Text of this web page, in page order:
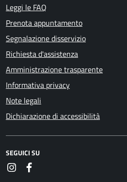
Leggi le FAQ
Prenota appuntamento
Segnalazione disservizio
Richiesta d'assistenza
Amministrazione trasparente
Informativa privacy
Note legali
Dichiarazione di accessibilità
SEGUICI SU
Instagram